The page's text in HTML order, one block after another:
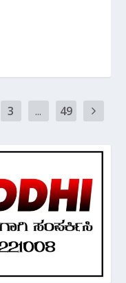
3 ... 49